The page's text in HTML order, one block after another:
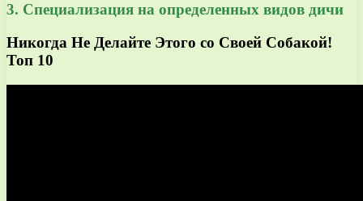
3. Специализация на определенных видов дичи
Никогда Не Делайте Этого со Своей Собакой!
Топ 10